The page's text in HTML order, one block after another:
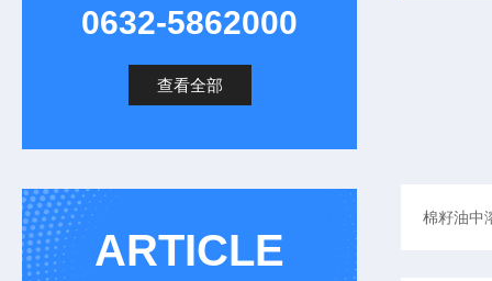
0632-5862000
查看全部
ARTICLE